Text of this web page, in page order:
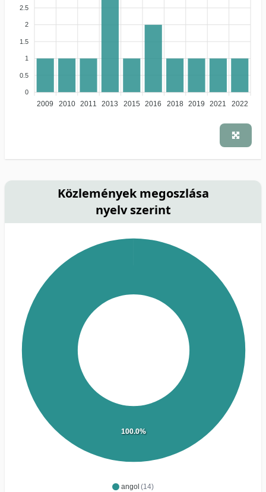
2.5
2
1.5
1
0.5
0
2009 2010 2011 2013 2015 2016 2018 2019 2021 2022
Közlemények megoszlása
nyelv szerint
angol (14)
100.0%